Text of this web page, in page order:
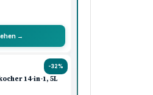
→
-32%
14-in-1, 5L